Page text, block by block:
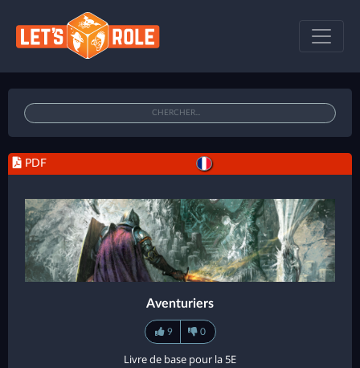
PDF
Aventuriers
9 0
Livre de base pour la 5E